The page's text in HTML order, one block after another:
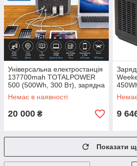
Універсальна електростанція
137700mah TOTALPOWER
500 (500Wh, 300 Вт), зарядна
станція Totalcool - аналог
Bluetti
Немає в наявності
20 000 ₴ 9
Показати